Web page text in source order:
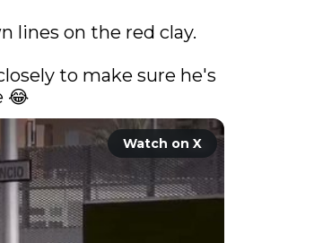
lines on the red clay.
to make sure he's
😂
Watch on X